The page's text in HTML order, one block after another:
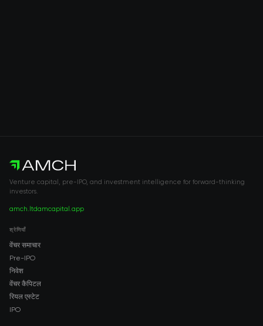
Venture capital, pre-IPO, and investment intelligence for forward-thinking
investors.
amch.ltdamcapital.app
श्रेणियाँ
वेंचर समाचार
Pre-IPO
निवेश
वेंचर कैपिटल
रियल एस्टेट
IPO